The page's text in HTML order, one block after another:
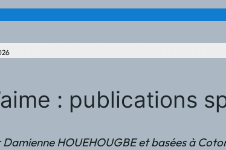
: publications
HOUEHOUGBE et basées à